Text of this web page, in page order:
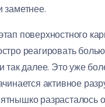
заметнее.
поверхностного
реагировать
так далее. Это уже
активное
разрасталось